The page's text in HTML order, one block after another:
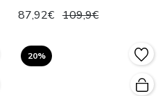
87,92€ 109,9€
20%